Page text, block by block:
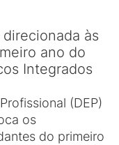
às
ano do
Integrados
(DEP)
os
do primeiro